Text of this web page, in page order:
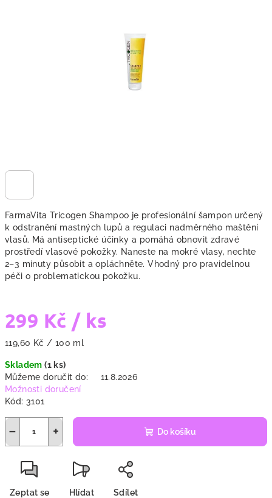
FarmaVita Tricogen Shampoo je profesionální šampon určený
k odstranění mastných lupů a regulaci nadměrného maštění
vlasů. Má antiseptické účinky a pomáhá obnovit zdravé
prostředí vlasové pokožky. Naneste na mokré vlasy, nechte
2–3 minuty působit a opláchněte. Vhodný pro pravidelnou
péči o problematickou pokožku.
299 Kč / ks
Měrná
119,60 Kč / 100 ml
Skladem(1 ks)
Můžeme doručit do:
11.8.2026
Možnosti doručení
Kód: 3101
+
− Do košíku
Zeptat se Hlídat Sdílet